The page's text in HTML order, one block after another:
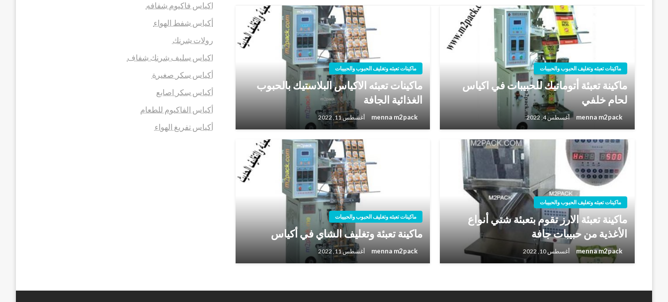
ماكينات تعبئه وتغليف الحبوب والحبيبات
ماكينة تعبئة أتوماتيك للحبيبات في اكياس
لحام خلفي
menna m2pack أغسطس 4, 2022
ماكينات تعبئه وتغليف الحبوب والحبيبات
ماكينات تعبئه الاكياس البلاستيك بالحبوب
الغذائية الجافة
menna m2pack أغسطس 11, 2022
ماكينات تعبئه وتغليف الحبوب والحبيبات
ماكينة تعبئة الارز تقوم بتعبئة شتي أنواع
الأغذية من حبيبات جافة
menna m2pack أغسطس 10, 2022
ماكينات تعبئه وتغليف الحبوب والحبيبات
ماكينة تعبئة وتغليف الشاي في أكياس
menna m2pack أغسطس 11, 2022
اكياس فاكيوم شفافه
أكياس شفط الهواء
رولات شرنك
اكياس سليف شرنك شفاف
أكياس سكر صغيرة
أكياس سكر اصابع
أكياس الفاكيوم للطعام
أكياس تفريغ الهواء